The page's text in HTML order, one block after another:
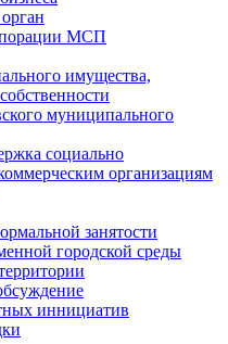
МСП
имущества,
муниципального
социально
организациям
занятости
городской среды
иннициатив